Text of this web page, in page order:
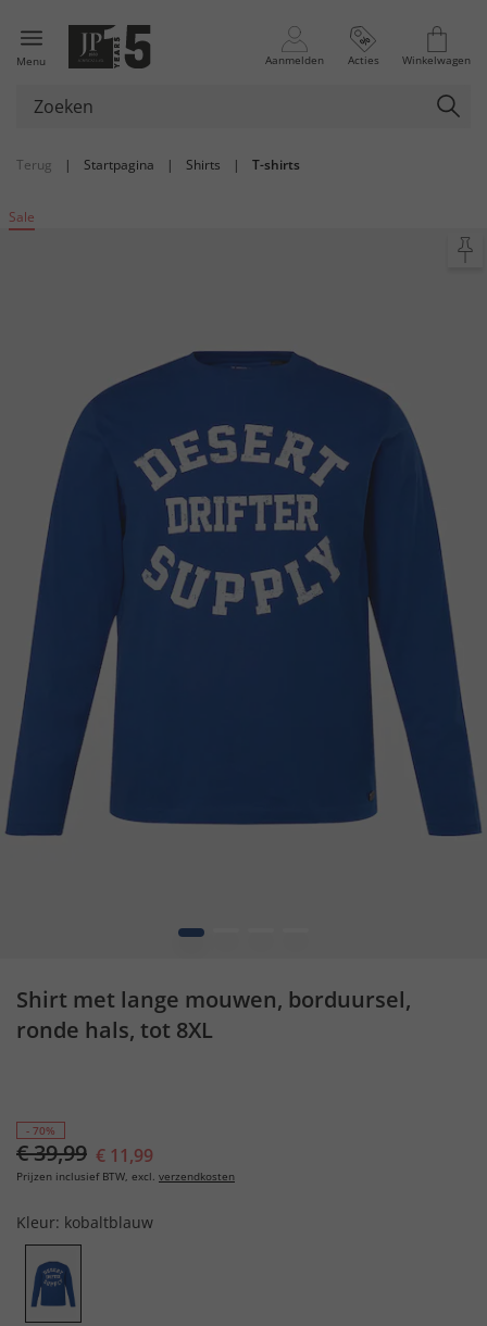
Menu Aanmelden Acties Winkelwagen
Terug | Startpagina | Shirts | T-shirts
Sale
1
Shirt met lange mouwen, borduursel,
ronde hals, tot 8XL
- 70%
€ 39,99 € 11,99
Prijzen inclusief BTW, excl. verzendkosten
Kleur: kobaltblauw